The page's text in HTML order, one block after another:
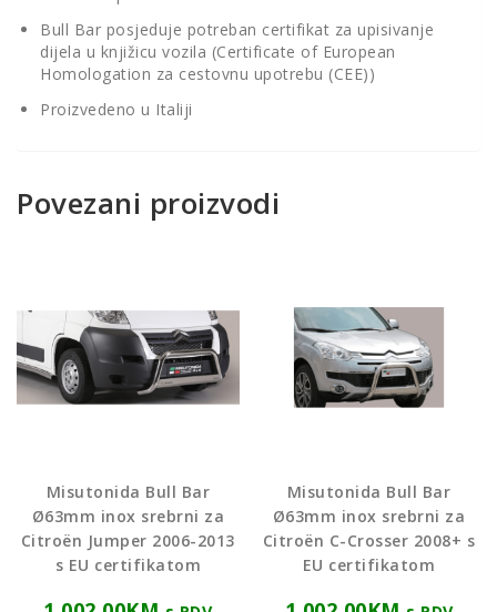
Bull Bar posjeduje potreban certifikat za upisivanje
dijela u knjižicu vozila (Certificate of European
Homologation za cestovnu upotrebu (CEE))
Proizvedeno u Italiji
Povezani proizvodi
Misutonida Bull Bar
Ø63mm inox srebrni za
Citroën Jumper 2006-2013
s EU certifikatom
Misutonida Bull Bar
Ø63mm inox srebrni za
Citroën C-Crosser 2008+ s
EU certifikatom